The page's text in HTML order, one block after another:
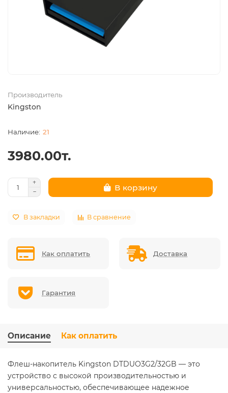
Производитель
Kingston
21
3980.00т.
В корзину
В закладки В сравнение
Как оплатить Доставка
Гарантия
Описание Как оплатить
Флеш-накопитель Kingston DTDUO3G2/32GB — это
устройство с высокой производительностью и
универсальностью, обеспечивающее надежное